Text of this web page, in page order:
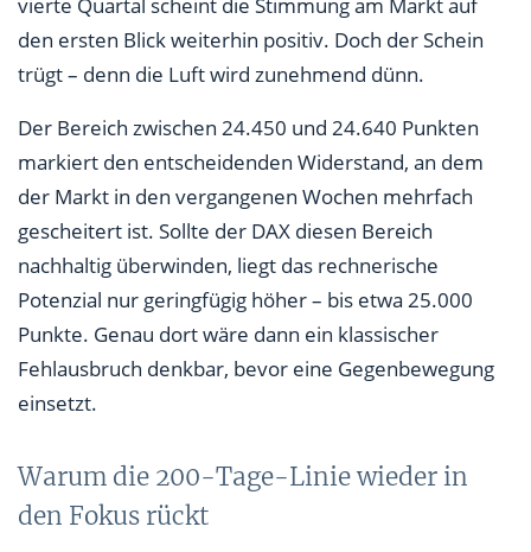
den ersten Blick weiterhin positiv. Doch der Schein
trügt – denn die Luft wird zunehmend dünn.
Der Bereich zwischen 24.450 und 24.640 Punkten
markiert den entscheidenden Widerstand, an dem
der Markt in den vergangenen Wochen mehrfach
gescheitert ist. Sollte der DAX diesen Bereich
nachhaltig überwinden, liegt das rechnerische
Potenzial nur geringfügig höher – bis etwa 25.000
Punkte. Genau dort wäre dann ein klassischer
Fehlausbruch denkbar, bevor eine Gegenbewegung
einsetzt.
Warum die 200-Tage-Linie wieder in
den Fokus rückt